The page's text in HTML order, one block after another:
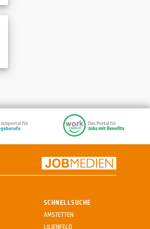
SCHNELLSUCHE
AMSTETTEN
LILIENFELD